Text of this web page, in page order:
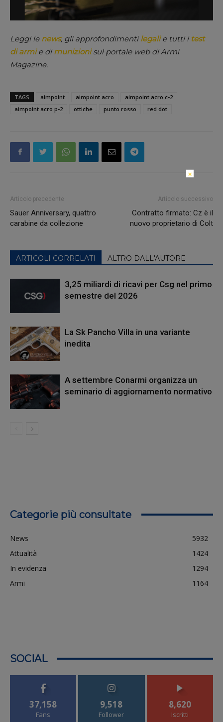
Leggi le news, gli approfondimentilegalie tutti i test
di armie dimunizionisul portale web di Armi
Magazine.
TAGS aimpoint aimpoint acro
aimpoint acro c-2
aimpoint acro p-2
ottiche punto rosso red dot
Articolo precedente
Sauer Anniversary, quattro
carabine da collezione
Articolo successivo
Contratto firmato: Cz è il
nuovo proprietario di Colt
ARTICOLI CORRELATI ALTRO DALL'AUTORE
3,25 miliardi di ricavi per Csg nel primo
semestre del 2026
La Sk Pancho Villa in una variante
inedita
A settembre Conarmi organizza un
seminario di aggiornamento normativo
Categorie più consultate
News
5932
Attualità
1424
In evidenza
1294
Armi
1164
SOCIAL
37,158
Fans
9,518
Follower
8,620
Iscritti
×